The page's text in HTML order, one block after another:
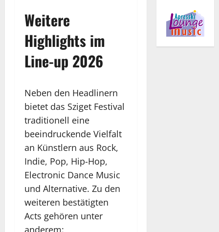
Weitere
Highlights im
Line-up 2026
Neben den Headlinern
bietet das Sziget Festival
traditionell eine
beeindruckende Vielfalt
an Künstlern aus Rock,
Indie, Pop, Hip-Hop,
Electronic Dance Music
und Alternative. Zu den
weiteren bestätigten
Acts gehören unter
anderem: